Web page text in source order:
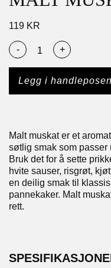
119 KR
- +
Legg i handleposen
Malt muskat er et
søtlig smak som passer
Bruk det for å sette
hvite sauser, risgrøt,
en deilig smak til
pannekaker. Malt
rett.